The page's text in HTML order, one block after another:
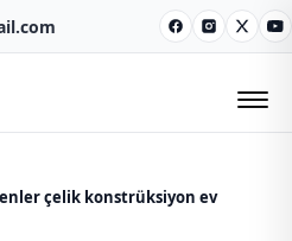
Facebook
Instagram
X
çelik konstrüksiyon ev